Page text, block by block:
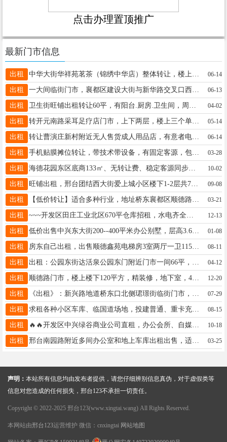
点击办理置顶推广
最新门市信息
出租 06-14
出租 06-13
出租 04-02
出租 转开元南路采耳足疗店门市，上下两层，楼上三个单间，精装修，民用水电，房租便宜，2500元/月电话17320849975 05-14
出租 转让曹演庄新村附近无人售货成人用品店，有意者电联15130970765（同微信） 06-14
出租 手机贴膜摊位转让，带技术带设备，有固定客源，包教包会，15933389899 03-28
出租 海德花园东区底商133㎡、无转让费、稳定客源同步移交，位置优越租金面议！龚女士联系电话：19331913943非诚勿扰！ 10-02
出租 旺铺出租，邢台团结西大街爱上城小区楼下1-2层共75平方，租金面议（餐饮勿扰）低价出租13513193678刘 09-08
出租 03-21
出租 ~~~开发区田庄工业北区670平仓库招租，水电齐全，交通便利，联系电话:13930986126 15531900287 12-13
出租 低价出售中兴东大街200--400平米办公别墅，层高3.6米，精装修，可以注册公司，免费停车，18032951979 01-08
出租 房东自己出租，出售顺德鑫苑电梯房3室两厅一卫115平家具家电齐全，拎包入住，联系☎️17732914086 08-11
出租 04-12
出租 顺德路门市，楼上楼下120平方，精装修，地下室，4500元，15076864631 12-20
出租 07-29
出租 求租各种小区车库、临国道场地，投建普通、重卡充电桩，要求有车队资源，有意者联系：15101031589 08-15
出租 🔥🔥开发区中兴绿谷商业公司直租，办公会所、自媒体工作室等，停车便利，性价比高，欢迎考察☎️：15132935026 10-18
出租 邢台南园路附近多间办公室和地上车库出租出售，适合办公室和做仓库，交通方便水电齐全，联系电话18833435678 03-25
声明： 本站所有信息均由发布者提供，请您仔细辨别信息真伪，对于虚假类等
信息对您造成的任何损失，邢台123不承担一切责任。
Copyright © 2022-2025 邢台123(www.xingtai.wang) All Rights Reserved.
本网站由邢台123运营维护 微信：cnxingtai 网站地图